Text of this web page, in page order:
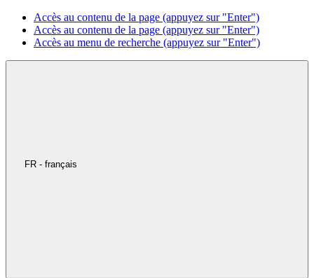
Accès au contenu de la page (appuyez sur "Enter")
Accès au contenu de la page (appuyez sur "Enter")
Accès au menu de recherche (appuyez sur "Enter")
FR - français